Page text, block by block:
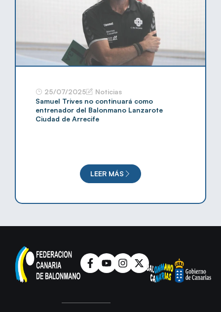
25/07/2025
Noticias
Samuel Trives no continuará como
entrenador del Balonmano Lanzarote
Ciudad de Arrecife
LEER MÁS